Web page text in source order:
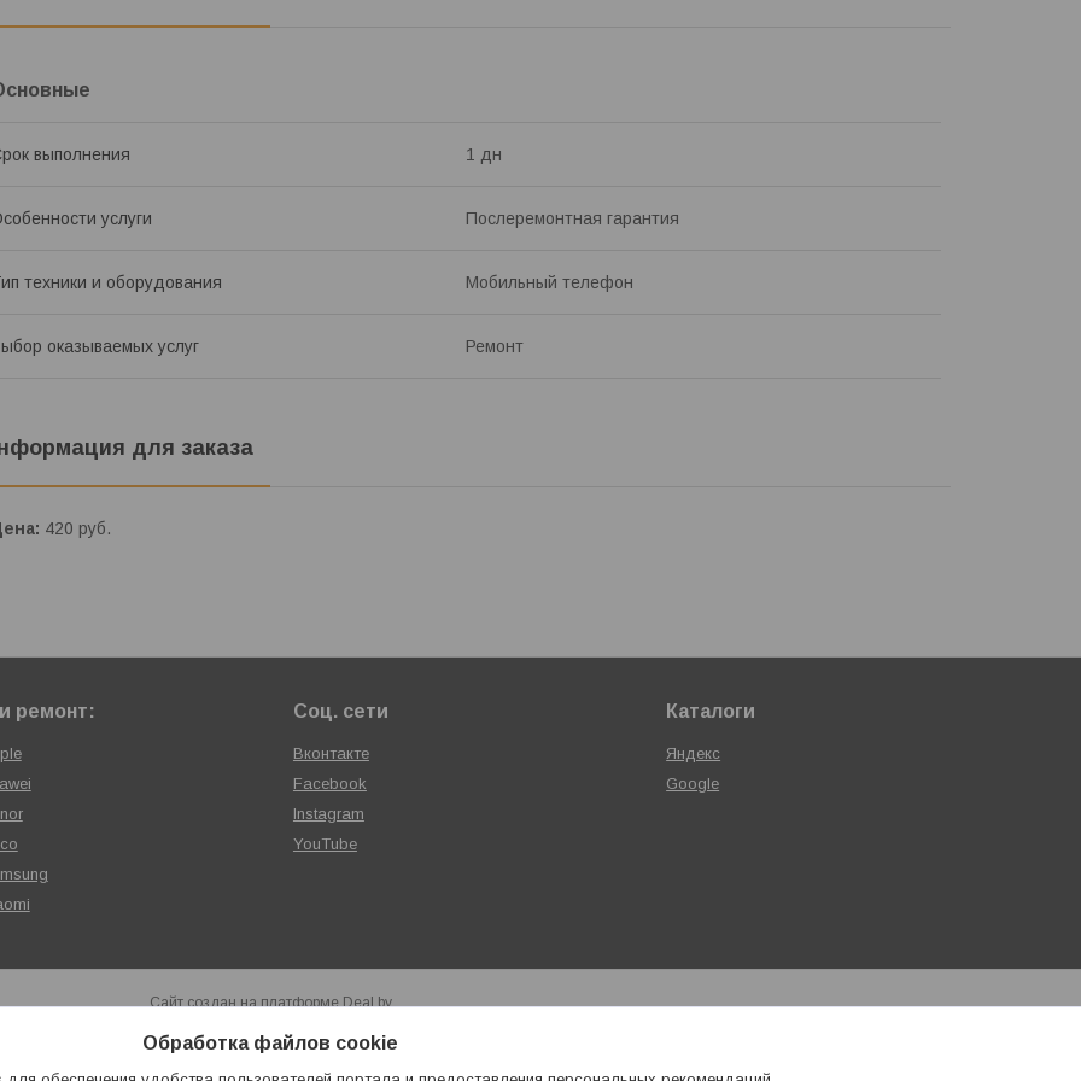
выполнения 1 дн
услуги Послеремонтная гарантия
техники и оборудования Мобильный телефон
оказываемых услуг Ремонт
для заказа
420 руб.
ремонт: Соц. сети
Вконтакте
Facebook
Instagram
YouTube
Каталоги
Яндекс
Google
Сайт создан на платформе Deal.by
Обработка файлов cookie
Сервисный центр «ХАЙТЕКСЕРВИС» |Пожаловаться на контент